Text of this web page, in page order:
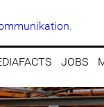
JOBS